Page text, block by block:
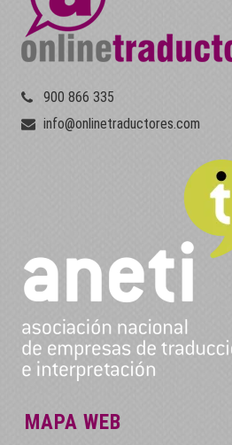
900 866 335
info@onlinetraductores.com
MAPA WEB